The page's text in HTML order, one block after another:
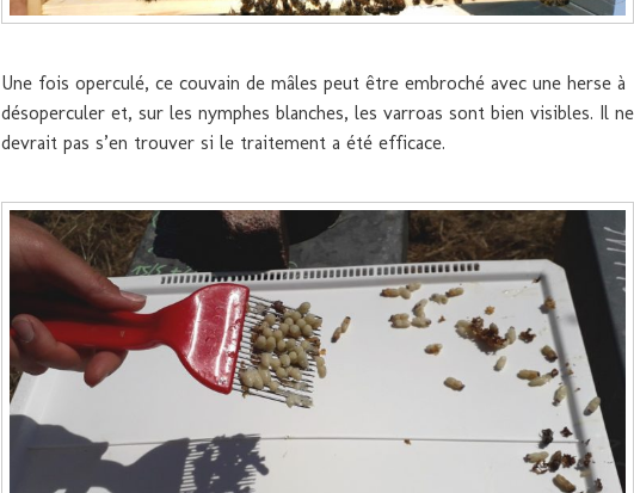
Une fois operculé, ce couvain de mâles peut être embroché avec une herse à
désoperculer et, sur les nymphes blanches, les varroas sont bien visibles. Il ne
devrait pas s’en trouver si le traitement a été efficace.